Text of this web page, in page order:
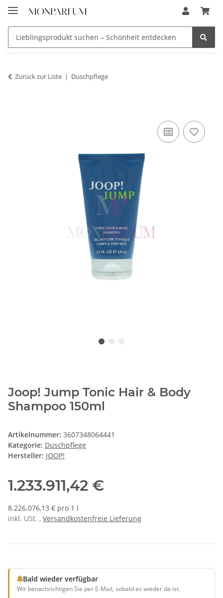
Zurück zur Liste Duschpflege
Joop! Jump Tonic Hair & Body
Shampoo 150ml
Artikelnummer: 3607348064441
Kategorie: Duschpflege
Hersteller: JOOP!
1.233.911,42 €
8.226.076,13 € pro 1 l
inkl. USt. , Versandkostenfreie Lieferung
Bald wieder verfügbar
Wir benachrichtigen Sie per E-Mail, sobald es wieder da ist.